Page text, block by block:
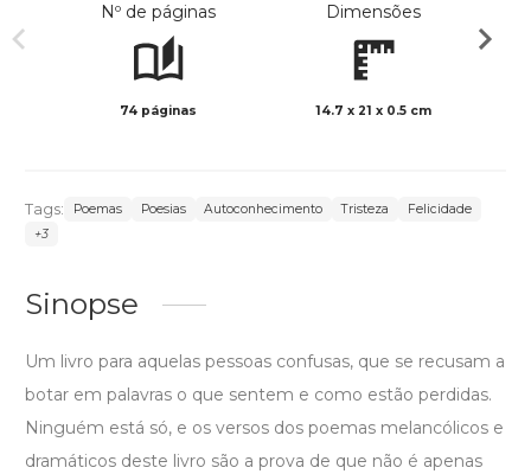
Nº de páginas
74 páginas
Dimensões
14.7 x 21 x 0.5 cm
Tags: Poemas Poesias Autoconhecimento Tristeza
Felicidade
+3
Sinopse
Um livro para aquelas pessoas confusas, que se recusam a
botar em palavras o que sentem e como estão perdidas.
Ninguém está só, e os versos dos poemas melancólicos e
dramáticos deste livro são a prova de que não é apenas